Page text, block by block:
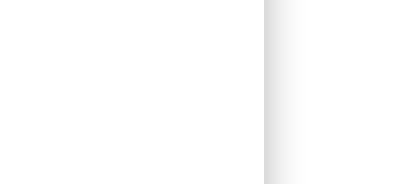
Das Ferienhaus
inklusive Kamin,
Möbeln für
Ausblick durch
Schlafzimmer mit
für bis 4 Personen.
der mit dem
geschützt abgestellt
für 20€ pro Person